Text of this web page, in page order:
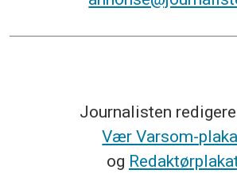
Journalisten
Vær Varsom-
og